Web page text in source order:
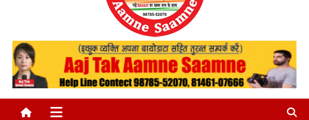
Aaj Tak Aamne Saamne.com